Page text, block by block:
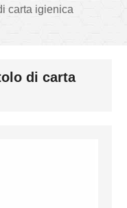
carta igienica
di carta